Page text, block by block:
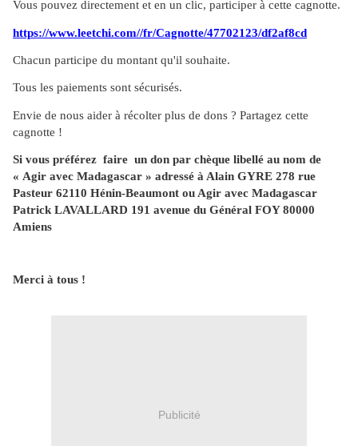
Vous pouvez directement et en un clic, participer à cette cagnotte.
https://www.leetchi.com//fr/Cagnotte/47702123/df2af8cd
Chacun participe du montant qu'il souhaite.
Tous les paiements sont sécurisés.
Envie de nous aider à récolter plus de dons ? Partagez cette
cagnotte !
Si vous préférez faire un don par chèque libellé au nom de
« Agir avec Madagascar » adressé à Alain GYRE 278 rue
Pasteur 62110 Hénin-Beaumont ou Agir avec Madagascar
Patrick LAVALLARD 191 avenue du Général FOY 80000
Amiens
Merci à tous !
Publicité